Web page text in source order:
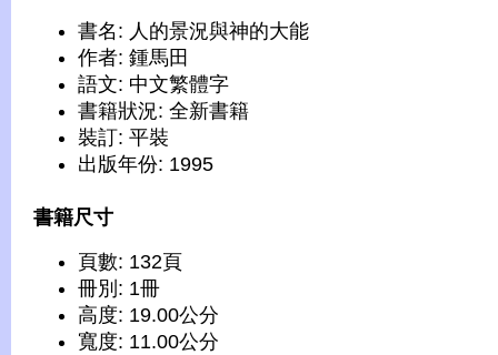
書名: 人的景況與神的大能
作者: 鍾馬田
語文: 中文繁體字
書籍狀況: 全新書籍
裝訂: 平裝
出版年份: 1995
書籍尺寸
頁數: 132頁
冊別: 1冊
高度: 19.00公分
寬度: 11.00公分